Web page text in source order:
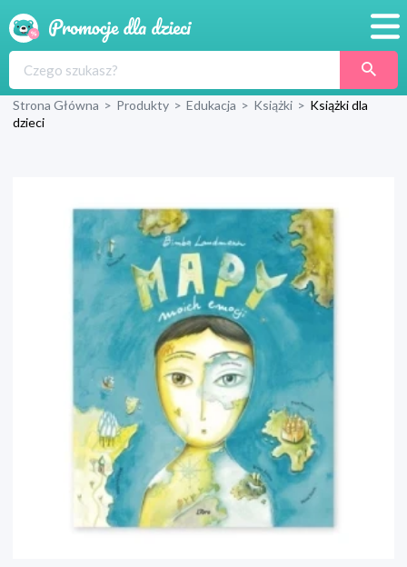
Produkty
Wyprawka
Strona Główna > Produkty > Edukacja > Książki > Książki dla
dzieci